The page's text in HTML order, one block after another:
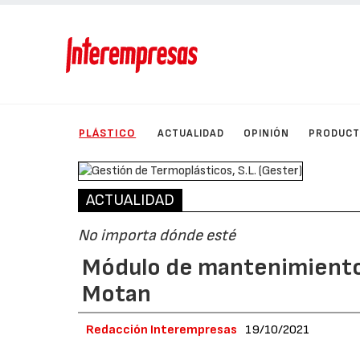
PLÁSTICO ACTUALIDAD OPINIÓN
ACTUALIDAD
No importa dónde esté
Módulo de
Motan
Redacción Interempresas 19/10/2021